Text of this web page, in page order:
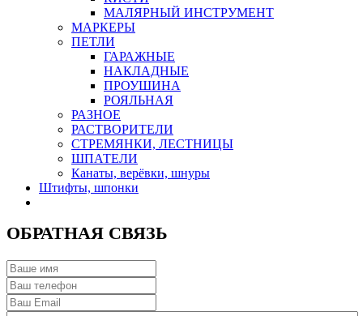
МАЛЯРНЫЙ ИНСТРУМЕНТ
МАРКЕРЫ
ПЕТЛИ
ГАРАЖНЫЕ
НАКЛАДНЫЕ
ПРОУШИНА
РОЯЛЬНАЯ
РАЗНОЕ
РАСТВОРИТЕЛИ
СТРЕМЯНКИ, ЛЕСТНИЦЫ
ШПАТЕЛИ
Канаты, верёвки, шнуры
Штифты, шпонки
ОБРАТНАЯ СВЯЗЬ